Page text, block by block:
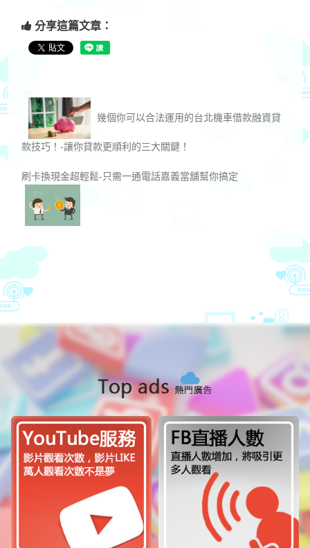
分享這篇文章：
幾個你可以合法運用的台北機車借款融資貸
款技巧！-讓你貸款更順利的三大關鍵！
刷卡換現金超輕鬆-只需一通電話嘉義當舖幫你搞定